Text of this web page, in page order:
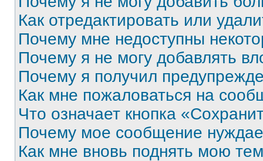
Как отредактировать или
Почему мне недоступны
Почему я не могу добавлять
Почему я получил
Как мне пожаловаться на
Что означает кнопка
Почему мое сообщение
Как мне вновь поднять мою